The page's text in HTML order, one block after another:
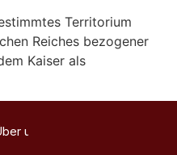
Territorium
Reiches bezogener
Kaiser als
uns